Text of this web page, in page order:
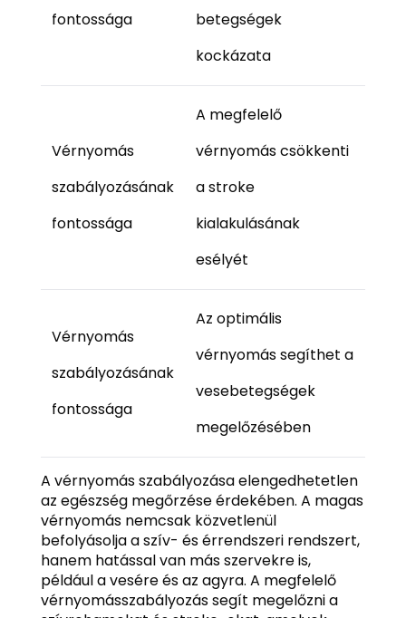
fontossága
betegségek
kockázata
Vérnyomás
szabályozásának
fontossága
A megfelelő
vérnyomás csökkenti
a stroke
kialakulásának
esélyét
Vérnyomás
szabályozásának
fontossága
Az optimális
vérnyomás segíthet a
vesebetegségek
megelőzésében
A vérnyomás szabályozása elengedhetetlen
az egészség megőrzése érdekében. A magas
vérnyomás nemcsak közvetlenül
befolyásolja a szív- és érrendszeri rendszert,
hanem hatással van más szervekre is,
például a vesére és az agyra. A megfelelő
vérnyomásszabályozás segít megelőzni a